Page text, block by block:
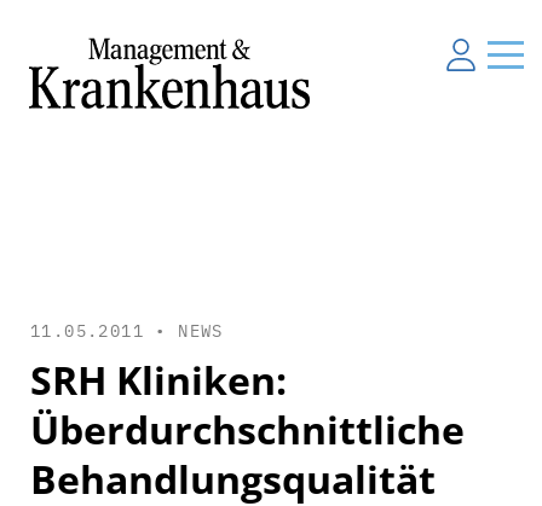
11.05.2011 • NEWS
SRH Kliniken:
Überdurchschnittliche
Behandlungsqualität